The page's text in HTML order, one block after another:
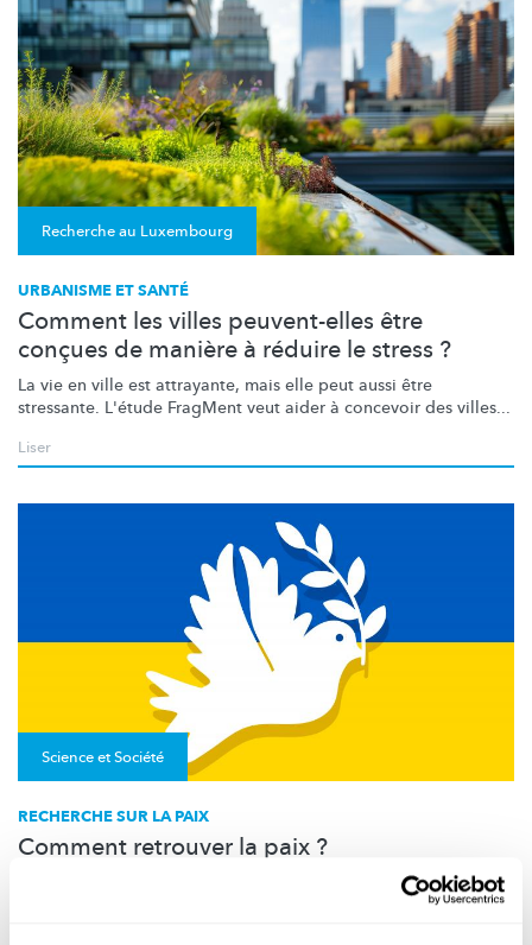
Recherche au Luxembourg
URBANISME ET SANTÉ
Comment les villes peuvent-elles être
conçues de manière à réduire le stress ?
La vie en ville est attrayante, mais elle peut aussi être
stressante. L'étude FragMent veut aider à concevoir des villes...
Liser
Science et Société
RECHERCHE SUR LA PAIX
Comment retrouver la paix ?
Les scientifiques étudient les conditions de réussite des
processus de paix. À cet égard, il conviendra sans doute